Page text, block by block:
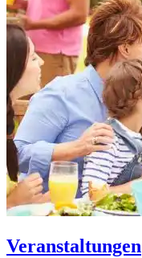
Veranstaltungen